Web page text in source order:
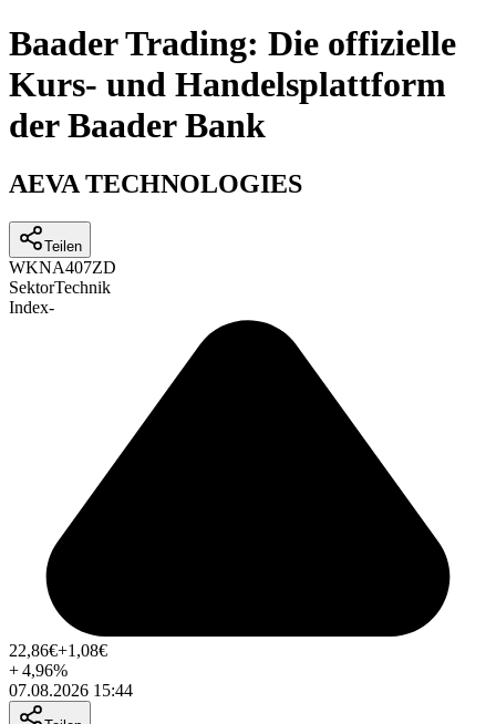
Baader Trading: Die offizielle
Kurs- und Handelsplattform
der Baader Bank
AEVA TECHNOLOGIES
Teilen
WKNA407ZD
SektorTechnik
Index-
22,86€+1,08€
+4,96%
07.08.2026 15:44